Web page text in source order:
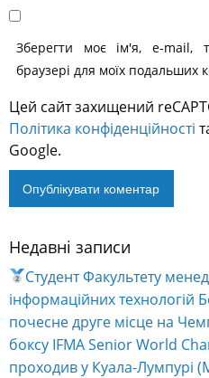
Зберегти моє ім'я, e-mail,
браузері для моїх подальших
Цей сайт захищений
Політика конфіденційності
Google.
Alternative:
Недавні записи
Студент Факультету
інформаційних технологій
почесне друге місце на
боксу IFMA Senior World
проходив у Куала-Лумпурі